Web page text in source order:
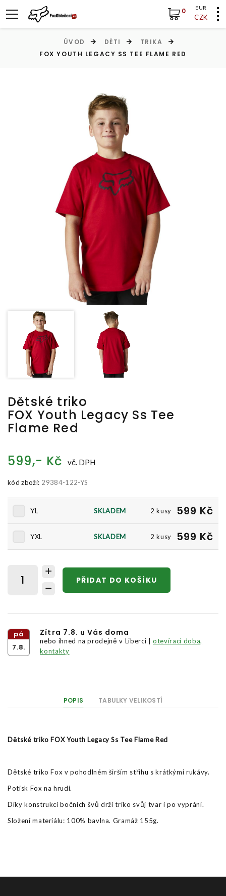
EUR
CZK
0
ÚVOD DĚTI
TRIKA
FOX YOUTH LEGACY SS TEE FLAME RED
Dětské triko
FOX Youth Legacy Ss Tee
Flame Red
599,- Kč
vč. DPH
kód zboží: 29384-122-YS
YL SKLADEM 2 kusy 599 Kč
YXL SKLADEM 2 kusy 599 Kč
PŘIDAT DO KOŠÍKU
pá
7.8.
Zítra 7.8. u Vás doma
nebo ihned na prodejně v Liberci |otevírací doba,
kontakty
POPIS TABULKY VELIKOSTÍ
Dětské triko FOX Youth Legacy Ss Tee Flame Red
Dětské triko Fox v pohodlném širším střihu s krátkými rukávy.
Potisk Fox na hrudi.
Díky konstrukci bočních švů drží triko svůj tvar i po vyprání.
Složení materiálu: 100% bavlna. Gramáž 155g.